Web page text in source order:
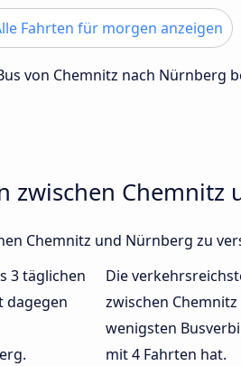
Fahrten für morgen anzeigen
von Chemnitz nach Nürnberg
zwischen Chemnitz
Chemnitz und Nürnberg zu
3 täglichen
dagegen
Die
zwischen
wenigsten
mit 4 Fahrten hat.